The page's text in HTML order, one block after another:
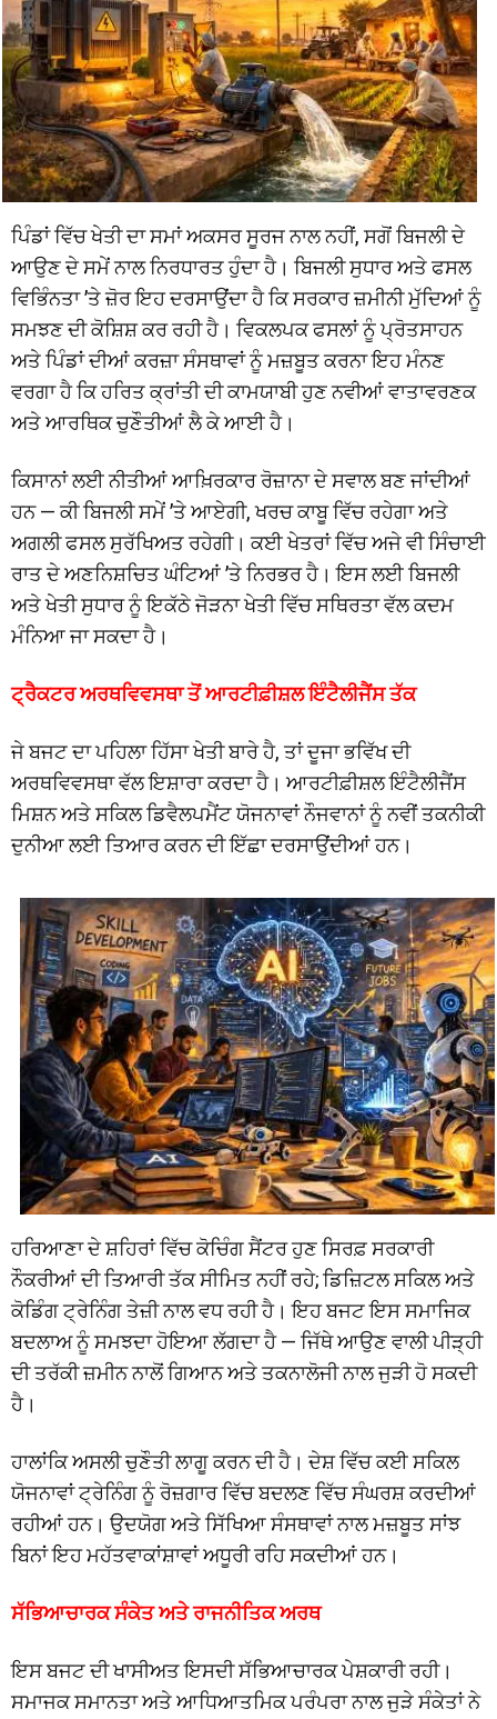
ਪਿੰਡਾਂ ਵਿੱਚ ਖੇਤੀ ਦਾ ਸਮਾਂ ਅਕਸਰ ਸੂਰਜ ਨਾਲ ਨਹੀਂ, ਸਗੋਂ ਬਿਜਲੀ ਦੇ
ਆਉਣ ਦੇ ਸਮੇਂ ਨਾਲ ਨਿਰਧਾਰਤ ਹੁੰਦਾ ਹੈ। ਬਿਜਲੀ ਸੁਧਾਰ ਅਤੇ ਫਸਲ
ਵਿਭਿੰਨਤਾ ’ਤੇ ਜ਼ੋਰ ਇਹ ਦਰਸਾਉਂਦਾ ਹੈ ਕਿ ਸਰਕਾਰ ਜ਼ਮੀਨੀ ਮੁੱਦਿਆਂ ਨੂੰ
ਸਮਝਣ ਦੀ ਕੋਸ਼ਿਸ਼ ਕਰ ਰਹੀ ਹੈ। ਵਿਕਲਪਕ ਫਸਲਾਂ ਨੂੰ ਪ੍ਰੋਤਸਾਹਨ
ਅਤੇ ਪਿੰਡਾਂ ਦੀਆਂ ਕਰਜ਼ਾ ਸੰਸਥਾਵਾਂ ਨੂੰ ਮਜ਼ਬੂਤ ਕਰਨਾ ਇਹ ਮੰਨਣ
ਵਰਗਾ ਹੈ ਕਿ ਹਰਿਤ ਕ੍ਰਾਂਤੀ ਦੀ ਕਾਮਯਾਬੀ ਹੁਣ ਨਵੀਆਂ ਵਾਤਾਵਰਣਕ
ਅਤੇ ਆਰਥਿਕ ਚੁਣੌਤੀਆਂ ਲੈ ਕੇ ਆਈ ਹੈ।
ਕਿਸਾਨਾਂ ਲਈ ਨੀਤੀਆਂ ਆਖ਼ਿਰਕਾਰ ਰੋਜ਼ਾਨਾ ਦੇ ਸਵਾਲ ਬਣ ਜਾਂਦੀਆਂ
ਹਨ — ਕੀ ਬਿਜਲੀ ਸਮੇਂ ’ਤੇ ਆਏਗੀ, ਖਰਚ ਕਾਬੂ ਵਿੱਚ ਰਹੇਗਾ ਅਤੇ
ਅਗਲੀ ਫਸਲ ਸੁਰੱਖਿਅਤ ਰਹੇਗੀ। ਕਈ ਖੇਤਰਾਂ ਵਿੱਚ ਅਜੇ ਵੀ ਸਿੰਚਾਈ
ਰਾਤ ਦੇ ਅਣਨਿਸ਼ਚਿਤ ਘੰਟਿਆਂ ’ਤੇ ਨਿਰਭਰ ਹੈ। ਇਸ ਲਈ ਬਿਜਲੀ
ਅਤੇ ਖੇਤੀ ਸੁਧਾਰ ਨੂੰ ਇਕੱਠੇ ਜੋੜਨਾ ਖੇਤੀ ਵਿੱਚ ਸਥਿਰਤਾ ਵੱਲ ਕਦਮ
ਮੰਨਿਆ ਜਾ ਸਕਦਾ ਹੈ।
ਟ੍ਰੈਕਟਰ ਅਰਥਵਿਵਸਥਾ ਤੋਂ ਆਰਟੀਫ਼ੀਸ਼ਲ ਇੰਟੈਲੀਜੈਂਸ ਤੱਕ
ਜੇ ਬਜਟ ਦਾ ਪਹਿਲਾ ਹਿੱਸਾ ਖੇਤੀ ਬਾਰੇ ਹੈ, ਤਾਂ ਦੂਜਾ ਭਵਿੱਖ ਦੀ
ਅਰਥਵਿਵਸਥਾ ਵੱਲ ਇਸ਼ਾਰਾ ਕਰਦਾ ਹੈ। ਆਰਟੀਫ਼ੀਸ਼ਲ ਇੰਟੈਲੀਜੈਂਸ
ਮਿਸ਼ਨ ਅਤੇ ਸਕਿਲ ਡਿਵੈਲਪਮੈਂਟ ਯੋਜਨਾਵਾਂ ਨੌਜਵਾਨਾਂ ਨੂੰ ਨਵੀਂ ਤਕਨੀਕੀ
ਦੁਨੀਆ ਲਈ ਤਿਆਰ ਕਰਨ ਦੀ ਇੱਛਾ ਦਰਸਾਉਂਦੀਆਂ ਹਨ।
ਹਰਿਆਣਾ ਦੇ ਸ਼ਹਿਰਾਂ ਵਿੱਚ ਕੋਚਿੰਗ ਸੈਂਟਰ ਹੁਣ ਸਿਰਫ਼ ਸਰਕਾਰੀ
ਨੌਕਰੀਆਂ ਦੀ ਤਿਆਰੀ ਤੱਕ ਸੀਮਿਤ ਨਹੀਂ ਰਹੇ; ਡਿਜ਼ਿਟਲ ਸਕਿਲ ਅਤੇ
ਕੋਡਿੰਗ ਟ੍ਰੇਨਿੰਗ ਤੇਜ਼ੀ ਨਾਲ ਵਧ ਰਹੀ ਹੈ। ਇਹ ਬਜਟ ਇਸ ਸਮਾਜਿਕ
ਬਦਲਾਅ ਨੂੰ ਸਮਝਦਾ ਹੋਇਆ ਲੱਗਦਾ ਹੈ — ਜਿੱਥੇ ਆਉਣ ਵਾਲੀ ਪੀੜ੍ਹੀ
ਦੀ ਤਰੱਕੀ ਜ਼ਮੀਨ ਨਾਲੋਂ ਗਿਆਨ ਅਤੇ ਤਕਨਾਲੋਜੀ ਨਾਲ ਜੁੜੀ ਹੋ ਸਕਦੀ
ਹੈ।
ਹਾਲਾਂਕਿ ਅਸਲੀ ਚੁਣੌਤੀ ਲਾਗੂ ਕਰਨ ਦੀ ਹੈ। ਦੇਸ਼ ਵਿੱਚ ਕਈ ਸਕਿਲ
ਯੋਜਨਾਵਾਂ ਟ੍ਰੇਨਿੰਗ ਨੂੰ ਰੋਜ਼ਗਾਰ ਵਿੱਚ ਬਦਲਣ ਵਿੱਚ ਸੰਘਰਸ਼ ਕਰਦੀਆਂ
ਰਹੀਆਂ ਹਨ। ਉਦਯੋਗ ਅਤੇ ਸਿੱਖਿਆ ਸੰਸਥਾਵਾਂ ਨਾਲ ਮਜ਼ਬੂਤ ਸਾਂਝ
ਬਿਨਾਂ ਇਹ ਮਹੱਤਵਾਕਾਂਸ਼ਾਵਾਂ ਅਧੂਰੀ ਰਹਿ ਸਕਦੀਆਂ ਹਨ।
ਸੱਭਿਆਚਾਰਕ ਸੰਕੇਤ ਅਤੇ ਰਾਜਨੀਤਿਕ ਅਰਥ
ਇਸ ਬਜਟ ਦੀ ਖਾਸੀਅਤ ਇਸਦੀ ਸੱਭਿਆਚਾਰਕ ਪੇਸ਼ਕਾਰੀ ਰਹੀ।
ਸਮਾਜਕ ਸਮਾਨਤਾ ਅਤੇ ਆਧਿਆਤਮਿਕ ਪਰੰਪਰਾ ਨਾਲ ਜੁੜੇ ਸੰਕੇਤਾਂ ਨੇ